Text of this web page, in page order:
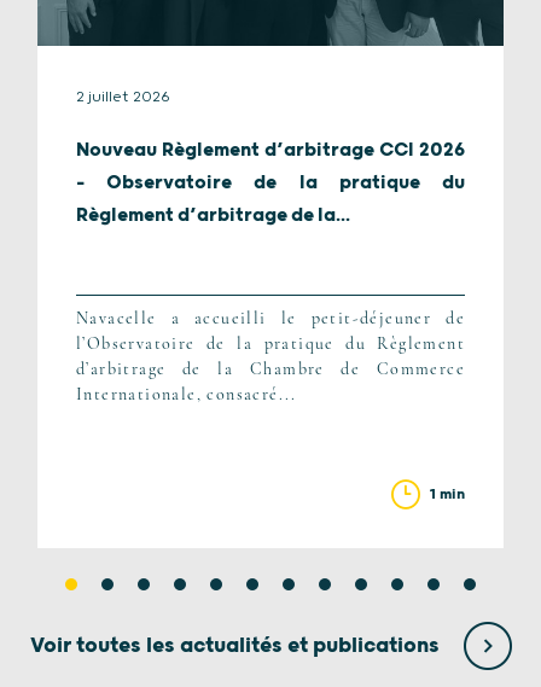
2 juillet 2026
Nouveau Règlement d’arbitrage CCI 2026
– Observatoire de la pratique du
Règlement d’arbitrage de la...
Navacelle a accueilli le petit-déjeuner de
l’Observatoire de la pratique du Règlement
d’arbitrage de la Chambre de Commerce
Internationale, consacré...
1 min
Voir toutes les actualités et publications